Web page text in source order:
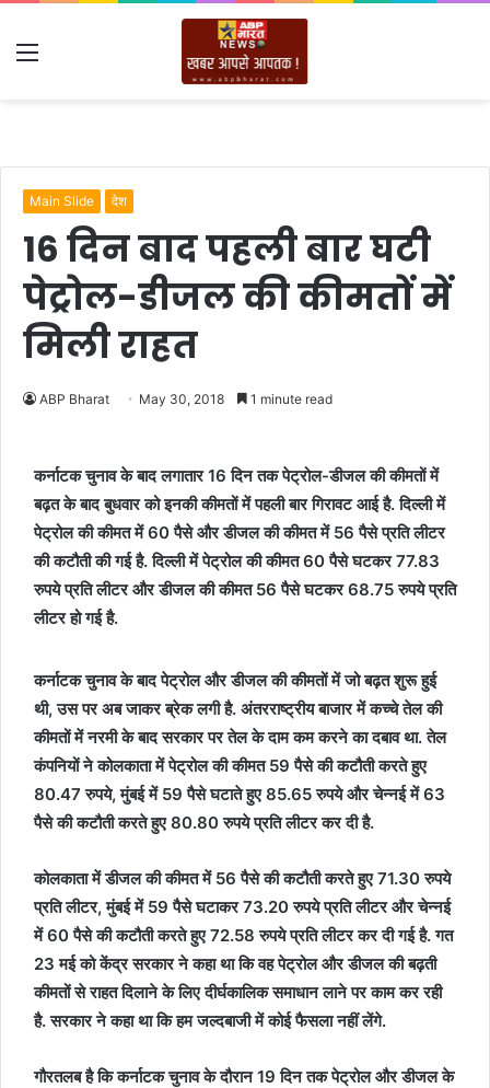
Menu
Main Slide देश
16 दिन बाद पहली बार घटी
पेट्रोल-डीजल की कीमतों में
मिली राहत
ABP Bharat May 30, 2018 1 minute read
कर्नाटक चुनाव के बाद लगातार 16 दिन तक पेट्रोल-डीजल की कीमतों में
बढ़त के बाद बुधवार को इनकी कीमतों में पहली बार गिरावट आई है. दिल्ली में
पेट्रोल की कीमत में 60 पैसे और डीजल की कीमत में 56 पैसे प्रति लीटर
की कटौती की गई है.दिल्ली में पेट्रोल की कीमत 60 पैसे घटकर 77.83
रुपये प्रति लीटर और डीजल की कीमत 56 पैसे घटकर 68.75 रुपये प्रति
लीटर हो गई है.
कर्नाटक चुनाव के बाद पेट्रोल और डीजल की कीमतों में जो बढ़त शुरू हुई
थी, उस पर अब जाकर ब्रेक लगी है. अंतरराष्ट्रीय बाजार में कच्चे तेल की
कीमतों में नरमी के बाद सरकार पर तेल के दाम कम करने का दबाव था.तेल
कंपनियों ने कोलकाता में पेट्रोल की कीमत 59 पैसे की कटौती करते हुए
80.47 रुपये, मुंबई में 59 पैसे घटाते हुए 85.65 रुपये और चेन्नई में 63
पैसे की कटौती करते हुए 80.80 रुपये प्रति लीटर कर दी है.
कोलकाता में डीजल की कीमत में 56 पैसे की कटौती करते हुए 71.30 रुपये
प्रति लीटर, मुंबई में 59 पैसे घटाकर 73.20 रुपये प्रति लीटर और चेन्नई
में 60 पैसे की कटौती करते हुए 72.58 रुपये प्रति लीटर कर दी गई है.गत
23 मई को केंद्र सरकार ने कहा था कि वह पेट्रोल और डीजल की बढ़ती
कीमतों से राहत दिलाने के लिए दीर्घकालिक समाधान लाने पर काम कर रही
है. सरकार ने कहा था कि हम जल्दबाजी में कोई फैसला नहीं लेंगे.
गौरतलब है कि कर्नाटक चुनाव के दौरान 19 दिन तक पेट्रोल और डीजल के